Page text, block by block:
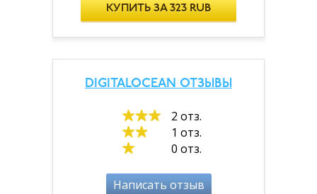
КУПИТЬ ЗА 323 RUB
DIGITALOCEAN ОТЗЫВЫ
2 отз.
1 отз.
0 отз.
Написать отзыв